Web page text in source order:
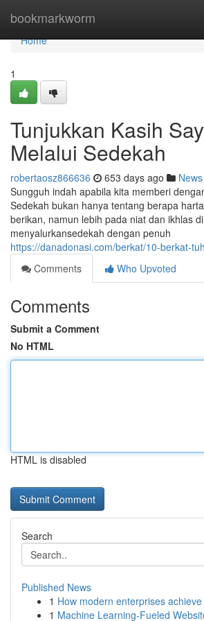
bookmarkworm
Home
Home
1
Tunjukkan Kasih
Melalui Sedekah
robertaosz866636 653 days ago News
Sungguh indah apabila kita memberi
Sedekah bukan hanya tentang berapa
berikan, namun lebih pada niat dan ikhlas
menyalurkansedekah dengan penuh
https://danadonasi.com/berkat/10-berkat-
Comments
Who Upvoted
Comments
Submit a Comment
No HTML
HTML is disabled
Search
Published News
1 How modern enterprises
1 Machine Learning-Fueled